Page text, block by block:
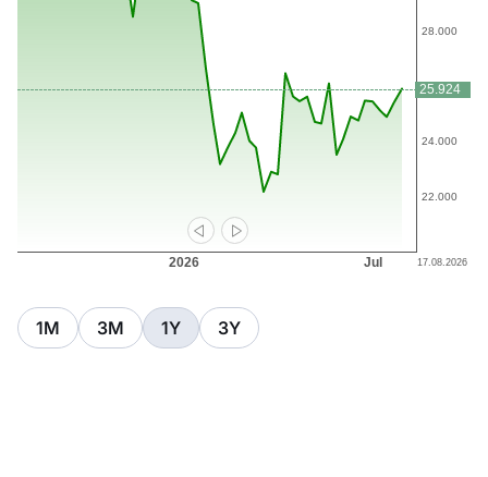
1M 3M 1Y 3Y